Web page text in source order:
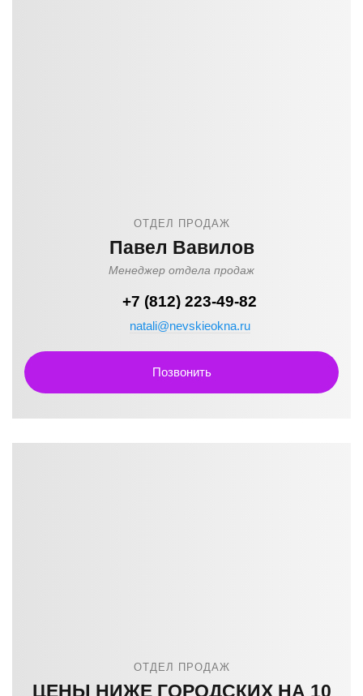
ОТДЕЛ ПРОДАЖ
Павел Вавилов
Менеджер отдела продаж
+7 (812) 223-49-82
natali@nevskieokna.ru
Позвонить
ОТДЕЛ ПРОДАЖ
ЦЕНЫ НИЖЕ ГОРОДСКИХ НА 10